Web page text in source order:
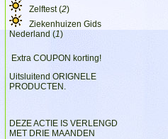
Zelftest (2)
Ziekenhuizen Gids
Nederland (1)
Extra COUPON korting!
Uitsluitend ORIGNELE
PRODUCTEN.
DEZE ACTIE IS VERLENGD
MET DRIE MAANDEN